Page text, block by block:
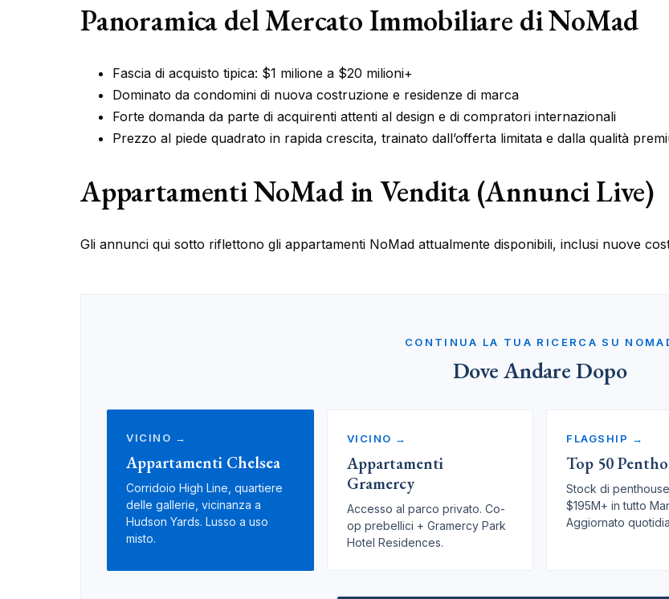
Panoramica del Mercato Immobiliare di NoMad
Fascia di acquisto tipica: $1 milione a $20 milioni+
Dominato da condomini di nuova costruzione e residenze di marca
Forte domanda da parte di acquirenti attenti al design e di compratori internazionali
Prezzo al piede quadrato in rapida crescita, trainato dall’offerta limitata e dalla qualità
Appartamenti NoMad in Vendita (Annunci Live)
Gli annunci qui sotto riflettono gli appartamenti NoMad attualmente disponibili, inclusi nuove
CONTINUA LA TUA RICERCA SU
Dove Andare Dopo
VICINO →
Appartamenti Chelsea
Corridoio High Line, quartiere
delle gallerie, vicinanza a
Hudson Yards. Lusso a uso
misto.
VICINO →
Appartamenti
Gramercy
Accesso al parco privato. Co-
op prebellici + Gramercy Park
Hotel Residences.
FLAGSHIP →
Top 50
Stock di
$195M+ in tutto
Aggiornato